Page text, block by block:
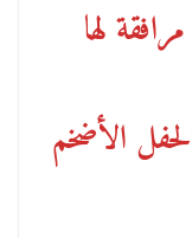
لها
الأضخم